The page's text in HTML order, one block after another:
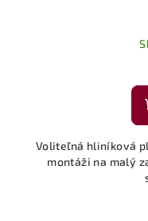
Voliteľná hliníková
montáži na malý